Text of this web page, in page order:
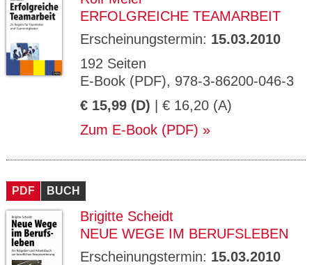
ERFOLGREICHE TEAMARBEIT
Erscheinungstermin: 15.03.2010
192 Seiten
E-Book (PDF), 978-3-86200-046-3
€ 15,99 (D) | € 16,20 (A)
Zum E-Book (PDF)
PDF BUCH
Brigitte Scheidt
NEUE WEGE IM BERUFSLEBEN
Erscheinungstermin: 15.03.2010